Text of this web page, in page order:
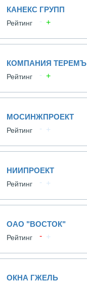
КАНЕКС ГРУПП
Рейтинг
КОМПАНИЯ ТЕРЕМЪ
Рейтинг
МОСИНЖПРОЕКТ
Рейтинг
НИИПРОЕКТ
Рейтинг
ОАО "ВОСТОК"
Рейтинг
ОКНА ГЖЕЛЬ